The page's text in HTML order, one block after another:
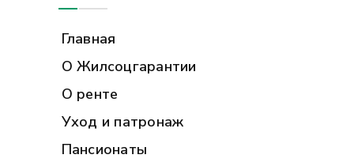
Главная
О Жилсоцгарантии
О ренте
Уход и патронаж
Пансионаты